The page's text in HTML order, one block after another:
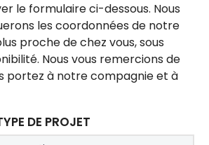
le formulaire ci-dessous. Nous
les coordonnées de notre
proche de chez vous, sous
Nous vous remercions de
portez à notre compagnie et à
DE PROJET